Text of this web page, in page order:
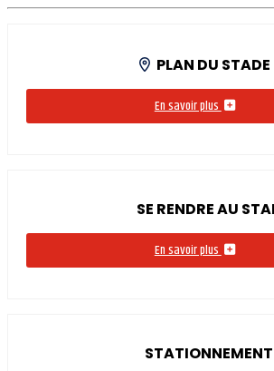
PLAN DU STADE
En savoir plus
SE RENDRE AU
En savoir plus